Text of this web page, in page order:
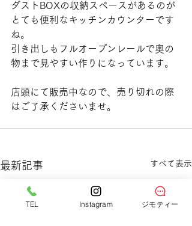
ダストBOXの収納スペースがあるのが
とても便利なキッチンカウンターです
ね。
引き出しもフルオープンレールで奥の
物まで見やすい作りになっています。
店頭にて販売中なので、売り切れの際
はご了承くださいませ。
最新記事 すべて表示
TEL Instagram ジモティー